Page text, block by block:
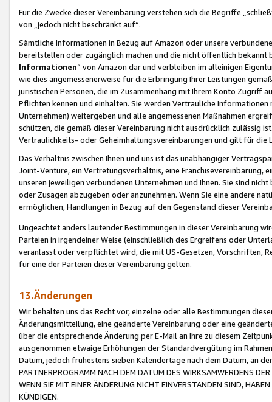
Für die Zwecke dieser Vereinbarung verstehen sich die Begriffe
von „jedoch nicht beschränkt auf“.
Sämtliche Informationen in Bezug auf Amazon oder unsere
bereitstellen oder zugänglich machen und die nicht öffentlich
Informationen“ von Amazon dar und verbleiben im alleinigen
wie dies angemessenerweise für die Erbringung Ihrer Leistungen
juristischen Personen, die im Zusammenhang mit Ihrem Konto
Pflichten kennen und einhalten. Sie werden Vertrauliche
Unternehmen) weitergeben und alle angemessenen Maßnahmen
schützen, die gemäß dieser Vereinbarung nicht ausdrücklich zulässig
Vertraulichkeits- oder Geheimhaltungsvereinbarungen und gilt für die
Das Verhältnis zwischen Ihnen und uns ist das unabhängiger
Joint-Venture, ein Vertretungsverhältnis, eine Franchisevereinbarung,
unseren jeweiligen verbundenen Unternehmen und Ihnen. Sie sind
oder Zusagen abzugeben oder anzunehmen. Wenn Sie eine andere
ermöglichen, Handlungen in Bezug auf den Gegenstand dieser
Ungeachtet anders lautender Bestimmungen in dieser Vereinbarung
Parteien in irgendeiner Weise (einschließlich des Ergreifens oder
veranlasst oder verpflichtet wird, die mit US-Gesetzen, Vorschriften,
für eine der Parteien dieser Vereinbarung gelten.
13.Änderungen
Wir behalten uns das Recht vor, einzelne oder alle Bestimmungen
Änderungsmitteilung, eine geänderte Vereinbarung oder eine
über die entsprechende Änderung per E-Mail an Ihre zu diesem
ausgenommen etwaige Erhöhungen der Standardvergütung im
Datum, jedoch frühestens sieben Kalendertage nach dem Datum, an
PARTNERPROGRAMM NACH DEM DATUM DES WIRKSAMWERDENS
WENN SIE MIT EINER ÄNDERUNG NICHT EINVERSTANDEN SIND,
KÜNDIGEN.